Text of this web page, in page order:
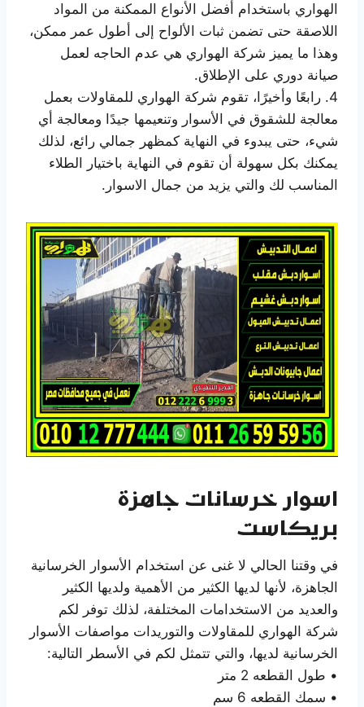
الهواري باستخدام أفضل الأنواع الممكنة من المواد
اللاصقة حتى تضمن ثبات الألواح إلى أطول عمر ممكن،
وهذا ما يميز شركة الهواري هي عدم الحاجه لعمل
صيانة دوري على الإطلاق.
4. رابعًا وأخيرًا، تقوم شركة الهواري للمقاولات بعمل
معالجة للشقوق في الأسوار وتنعيمها جيدًا ومعالجة أي
شيء، حتى يبدوء في النهاية كمظهر جمالي رائع، لذلك
يمكنك بكل سهولة أن تقوم في النهاية باختيار الطلاء
المناسب لك والتي يزيد من جمال الاسوار.
اسوار خرسانات جاهزة
بريكاست
في وقتنا الحالي لا غنى عن استخدام الأسوار الخرسانية
الجاهزة، لأنها لديها الكثير من الأهمية ولديها الكثير
والعديد من الاستخدامات المختلفة، لذلك توفر لكم
شركة الهواري للمقاولات والتوريدات مواصفات الأسوار
الخرسانية لديها، والتي تتمثل لكم في الأسطر التالية:
• طول القطعه 2 متر
• سمك القطعه 6 سم